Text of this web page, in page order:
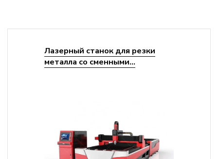
Лазерный станок для резки
металла со сменными...